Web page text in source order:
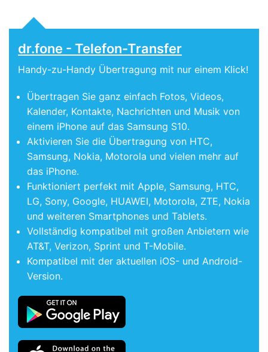
dr.fone - Telefon-Transfer
Handy-zu-Handy Übertragung mit nur einem Klick!
Übertragen Sie ganz einfach Fotos, Videos,
Kalender, Kontakte, Nachrichten und Musik von
einem iPhone auf das Samsung S10.
Aktivieren Sie die Übertragung von HTC,
Samsung, Nokia, Motorola und vielen mehr auf
das iPhone.
Funktioniert perfekt mit Apple, Samsung, HTC,
LG, Sony, Google, HUAWEI, Motorola, ZTE, Nokia
und weiteren Smartphones und Tablets.
Vollständig kompatibel mit großen Anbietern wie
AT&T, Verizon, Sprint und T-Mobile.
Kompatibel mit der aktuellen iOS- und Android-
Version.